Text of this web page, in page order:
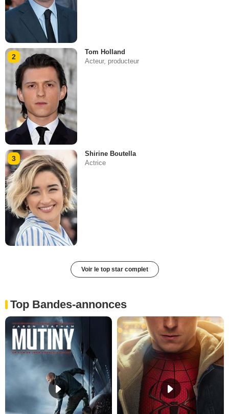
2
Tom Holland
Acteur, producteur
3
Shirine Boutella
Actrice
Voir le top star complet
Top Bandes-annonces